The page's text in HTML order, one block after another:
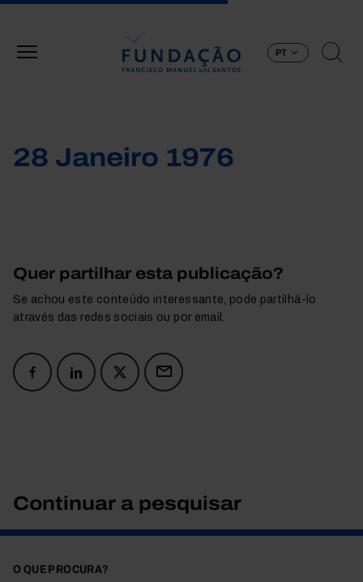
PT
28 Janeiro 1976
Quer partilhar esta publicação?
Se achou este conteúdo interessante, pode partilhá-lo
através das redes sociais ou por email.
Continuar a pesquisar
O QUE PROCURA?